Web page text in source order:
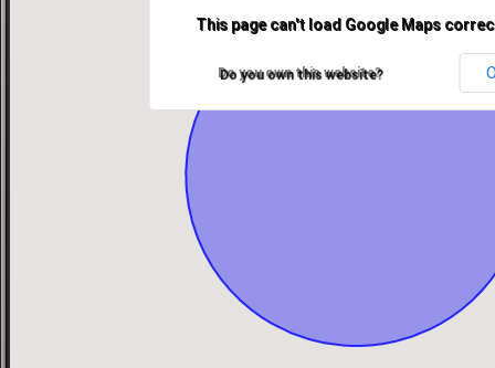
This page can't load Google Maps
Do you own this website?